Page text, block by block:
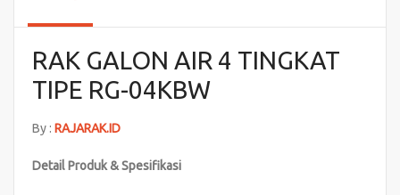
RAK GALON AIR 4 TINGKAT
TIPE RG-04KBW
By : RAJARAK.ID
Detail Produk & Spesifikasi